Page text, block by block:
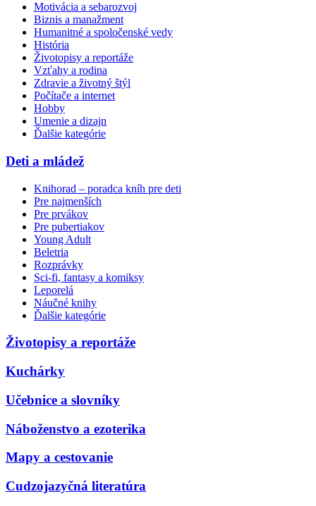
Motivácia a sebarozvoj
Biznis a manažment
Humanitné a spoločenské vedy
História
Životopisy a reportáže
Vzťahy a rodina
Zdravie a životný štýl
Počítače a internet
Hobby
Umenie a dizajn
Ďalšie kategórie
Deti a mládež
Knihorad – poradca kníh pre deti
Pre najmenších
Pre prvákov
Pre pubertiakov
Young Adult
Beletria
Rozprávky
Sci-fi, fantasy a komiksy
Leporelá
Náučné knihy
Ďalšie kategórie
Životopisy a reportáže
Kuchárky
Učebnice a slovníky
Náboženstvo a ezoterika
Mapy a cestovanie
Cudzojazyčná literatúra